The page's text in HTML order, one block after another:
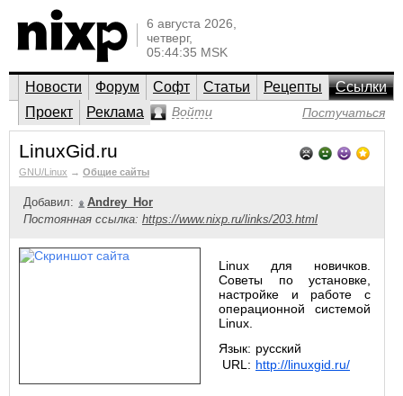
6 августа 2026,
четверг,
05:44:35 MSK
Новости Форум Софт Статьи Рецепты
Ссылки
Проект
Реклама Войти Постучаться
LinuxGid.ru
GNU/Linux → Общие сайты
Добавил:
Andrey_Hor
Постоянная ссылка: https://www.nixp.ru/links/203.html
Linux для новичков.
Советы по установке,
настройке и работе с
операционной системой
Linux.
Язык: русский
URL: http://linuxgid.ru/